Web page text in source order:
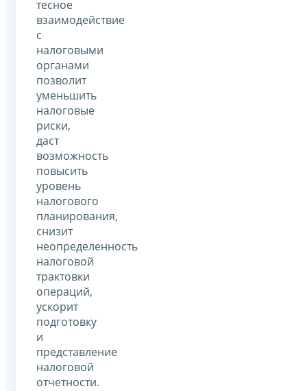
тесное
взаимодействие
с
налоговыми
органами
позволит
уменьшить
налоговые
риски,
даст
возможность
повысить
уровень
налогового
планирования,
снизит
неопределенность
налоговой
трактовки
операций,
ускорит
подготовку
и
представление
налоговой
отчетности.